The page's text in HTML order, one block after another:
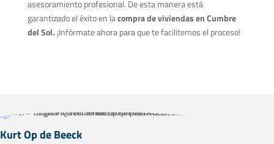
asesoramiento profesional. De esta manera está
garantizado el éxito en lacompra de viviendas en Cumbre
del Sol. ¡Infórmate ahora para que te facilitemos el proceso!
Kurt Op de Beeck